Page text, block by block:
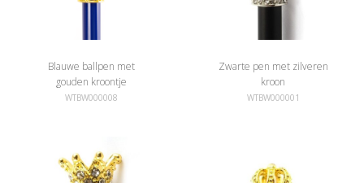
Blauwe ballpen met
gouden kroontje
WTBW000008
Zwarte pen met zilveren
kroon
WTBW000001